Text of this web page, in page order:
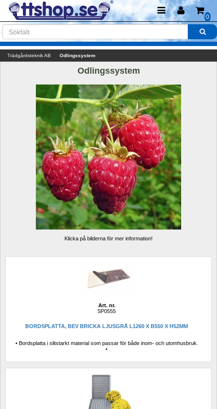
0
Trädgårdsteknik AB Odlingssystem
Odlingssystem
Klicka på bilderna för mer information!
Art. nr.
SP0555
BORDSPLATTA, BEV BRICKA LJUSGRÅ L1260 X B550 X H52MM
• Bordsplatta i slitstarkt material som passar för både inom- och utomhusbruk.
•